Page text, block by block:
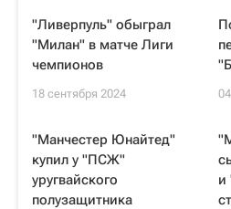
"Ливерпуль" обыграл
"Милан" в матче Лиги
чемпионов
18 сентября 2024
"Манчестер Юнайтед"
купил у "ПСЖ"
уругвайского
полузащитника
и